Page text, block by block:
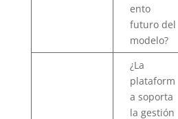
ento
futuro del
modelo?
¿La
plataform
a soporta
la gestión